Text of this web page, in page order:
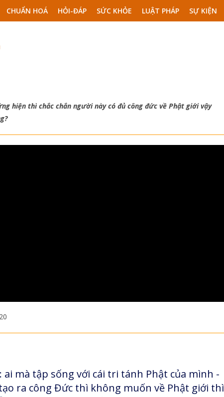
CHUẨN HOÁ HỎI-ĐÁP SỨC KHỎE LUẬT PHÁP SỰ KIỆN
hiện thì chắc chắn người này có đủ công đức về Phật giới vậy
mà tập sống với cái tri tánh Phật của mình -
ra công Đức thì không muốn về Phật giới thì